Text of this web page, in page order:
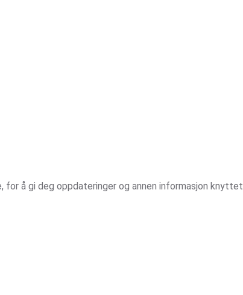
for å gi deg oppdateringer og annen informasjon knyttet